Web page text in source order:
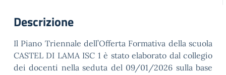
Descrizione
Il Piano Triennale dell’Offerta Formativa della scuola
CASTEL DI LAMA ISC 1 è stato elaborato dal collegio
dei docenti nella seduta del 09/01/2026 sulla base